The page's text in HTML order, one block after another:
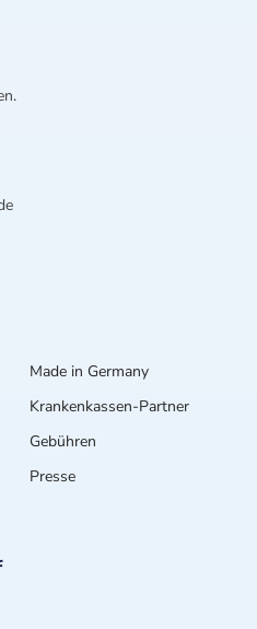
Made in Germany
Krankenkassen-Partner
Gebühren
Presse